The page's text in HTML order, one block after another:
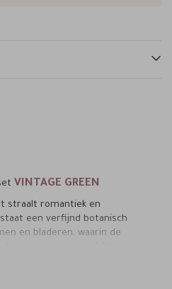
VINTAGE GREEN
straalt romantiek en
een verfijnd botanisch
en bladeren, waarin de
eigen monogram? Neem
staan de namen en